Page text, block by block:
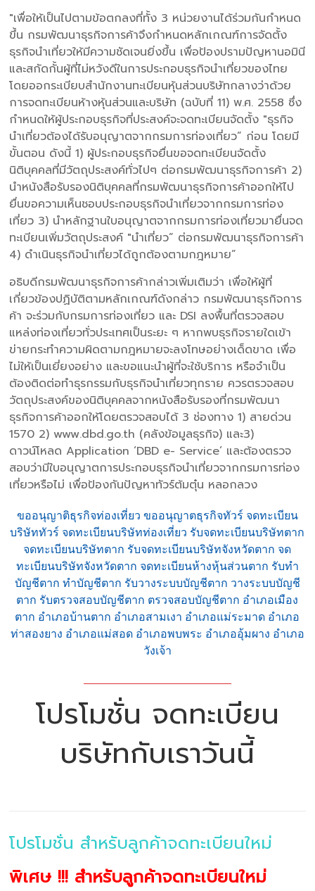
"เพื่อให้เป็นไปตามข้อตกลงที่ทั้ง 3 หน่วยงานได้ร่วมกันกำหนด
ขึ้น กรมพัฒนาธุรกิจการค้าจึงกำหนดหลักเกณฑ์การจัดตั้ง
ธุรกิจนำเที่ยวให้มีความชัดเจนยิ่งขึ้น เพื่อป้องปรามปัญหานอมินี
และสกัดกั้นผู้ที่ไม่หวังดีในการประกอบธุรกิจนำเที่ยวของไทย
โดยออกระเบียบสำนักงานทะเบียนหุ้นส่วนบริษัทกลางว่าด้วย
การจดทะเบียนห้างหุ้นส่วนและบริษัท (ฉบับที่ 11) พ.ศ. 2558 ซึ่ง
กำหนดให้ผู้ประกอบธุรกิจที่ประสงค์จะจดทะเบียนจัดตั้ง "ธุรกิจ
นำเที่ยวต้องได้รับอนุญาตจากกรมการท่องเที่ยว” ก่อน โดยมี
ขั้นตอน ดังนี้ 1) ผู้ประกอบธุรกิจยื่นขอจดทะเบียนจัดตั้ง
นิติบุคคลที่มีวัตถุประสงค์ทั่วไปๆ ต่อกรมพัฒนาธุรกิจการค้า 2)
นำหนังสือรับรองนิติบุคคลที่กรมพัฒนาธุรกิจการค้าออกให้ไป
ยื่นขอความเห็นชอบประกอบธุรกิจนำเที่ยวจากกรมการท่อง
เที่ยว 3) นำหลักฐานใบอนุญาตจากกรมการท่องเที่ยวมายื่นจด
ทะเบียนเพิ่มวัตถุประสงค์ "นำเที่ยว” ต่อกรมพัฒนาธุรกิจการค้า
4) ดำเนินธุรกิจนำเที่ยวได้ถูกต้องตามกฎหมาย”
อธิบดีกรมพัฒนาธุรกิจการค้ากล่าวเพิ่มเติมว่า เพื่อให้ผู้ที่
เกี่ยวข้องปฏิบัติตามหลักเกณฑ์ดังกล่าว กรมพัฒนาธุรกิจการ
ค้า จะร่วมกับกรมการท่องเที่ยว และ DSI ลงพื้นที่ตรวจสอบ
แหล่งท่องเที่ยวทั่วประเทศเป็นระยะ ๆ หากพบธุรกิจรายใดเข้า
ข่ายกระทำความผิดตามกฎหมายจะลงโทษอย่างเด็ดขาด เพื่อ
ไม่ให้เป็นเยี่ยงอย่าง และขอแนะนำผู้ที่จะใช้บริการ หรือจำเป็น
ต้องติดต่อทำธุรกรรมกับธุรกิจนำเที่ยวทุกราย ควรตรวจสอบ
วัตถุประสงค์ของนิติบุคคลจากหนังสือรับรองที่กรมพัฒนา
ธุรกิจการค้าออกให้โดยตรวจสอบได้ 3 ช่องทาง 1) สายด่วน
1570 2) www.dbd.go.th (คลังข้อมูลธุรกิจ) และ3)
ดาวน์โหลด Application ‘DBD e- Service’ และต้องตรวจ
สอบว่ามีใบอนุญาตการประกอบธุรกิจนำเที่ยวจากกรมการท่อง
เที่ยวหรือไม่ เพื่อป้องกันปัญหาทัวร์ต้มตุ๋น หลอกลวง
ขออนุญาติธุรกิจท่องเที่ยว ขออนุญาตธุรกิจทัวร์ จดทะเบียน
บริษัททัวร์ จดทะเบียนบริษัทท่องเที่ยว รับจดทะเบียนบริษัทตาก
จดทะเบียนบริษัทตาก รับจดทะเบียนบริษัทจังหวัดตาก จด
ทะเบียนบริษัทจังหวัดตาก จดทะเบียนห้างหุ้นส่วนตาก รับทำ
บัญชีตาก ทำบัญชีตาก รับวางระบบบัญชีตาก วางระบบบัญชี
ตาก รับตรวจสอบบัญชีตาก ตรวจสอบบัญชีตาก อำเภอเมือง
ตาก อำเภอบ้านตาก อำเภอสามเงา อำเภอแม่ระมาด อำเภอ
ท่าสองยาง อำเภอแม่สอด อำเภอพบพระ อำเภออุ้มผาง อำเภอ
วังเจ้า
โปรโมชั่น จดทะเบียน
บริษัทกับเราวันนี้
โปรโมชั่น สำหรับลูกค้าจดทะเบียนใหม่
พิเศษ !!! สำหรับลูกค้าจดทะเบียนใหม่